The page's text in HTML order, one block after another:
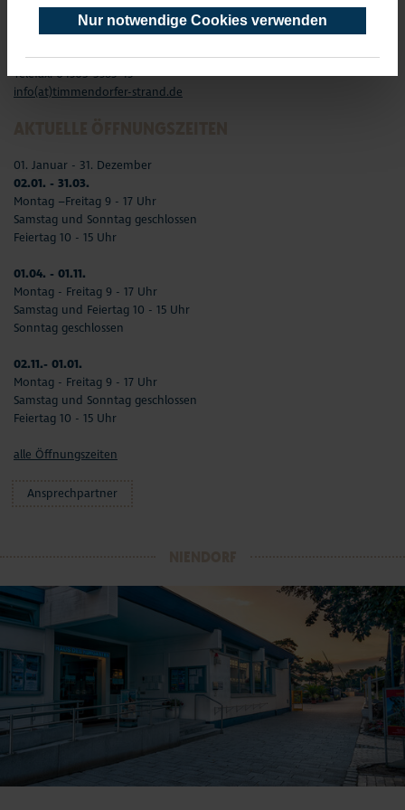
Nur notwendige Cookies verwenden
23669 Timmendorfer Strand
Telefon: 04503-3577-0
Telefax: 04503-3585-45
info(at)timmendorfer-strand.de
01. Januar - 31. Dezember
02.01. - 31.03.
Montag –Freitag 9 - 17 Uhr
Samstag und Sonntag geschlossen
Feiertag 10 - 15 Uhr
01.04. - 01.11.
Montag - Freitag 9 - 17 Uhr
Samstag und Feiertag 10 - 15 Uhr
Sonntag geschlossen
02.11.- 01.01.
Montag - Freitag 9 - 17 Uhr
Samstag und Sonntag geschlossen
Feiertag 10 - 15 Uhr
alle Öffnungszeiten
Ansprechpartner